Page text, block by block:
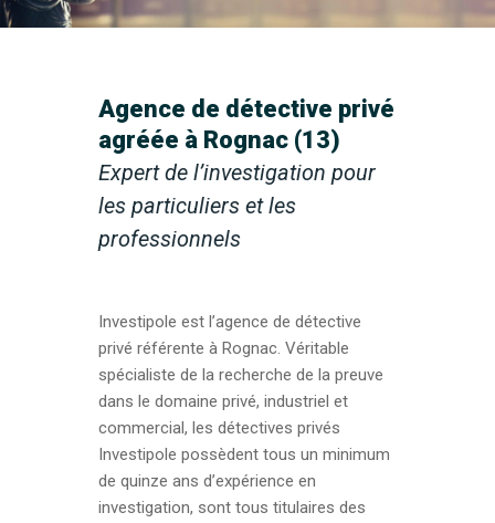
Agence de détective privé
agréée à Rognac (13)
Expert de l’investigation pour
les particuliers et les
professionnels
Investipole est l’agence de détective
privé référente à Rognac. Véritable
spécialiste de la recherche de la preuve
dans le domaine privé, industriel et
commercial, les détectives privés
Investipole possèdent tous un minimum
de quinze ans d’expérience en
investigation, sont tous titulaires des